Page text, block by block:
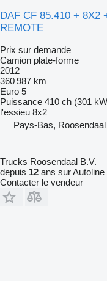
DAF CF 85.410 + 8X2
REMOTE
Prix sur demande
Camion plate-forme
2012
360 987 km
Euro 5
Puissance 410 ch (301
l'essieu 8x2
Pays-Bas, Roosendaal
Trucks Roosendaal B.V.
depuis 12 ans sur Autoline
Contacter le vendeur